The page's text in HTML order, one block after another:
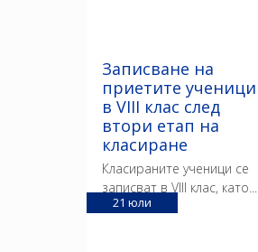
Записване на
приетите ученици
в VIII клас след
втори етап на
класиране
Класираните ученици се
записват в VIII клас, като...
21 юли